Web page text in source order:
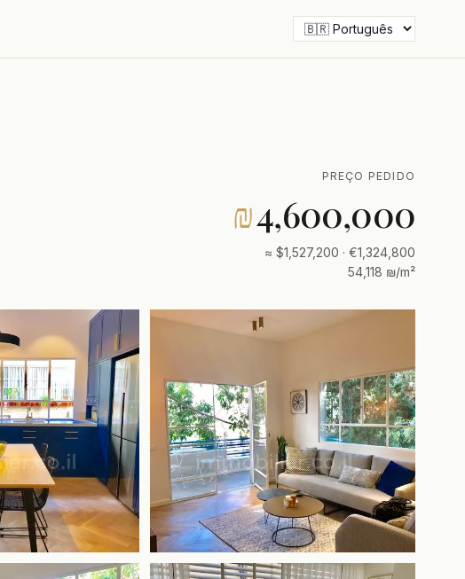
PREÇO PEDIDO
₪4,600,000
≈ $1,527,200 · €1,324,800
54,118 ₪/m²